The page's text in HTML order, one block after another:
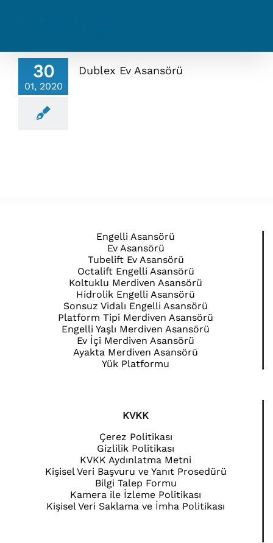
30
01, 2020
Dublex Ev Asansörü
Engelli Asansörü
Ev Asansörü
Tubelift Ev Asansörü
Octalift Engelli Asansörü
Koltuklu Merdiven Asansörü
Hidrolik Engelli Asansörü
Sonsuz Vidalı Engelli Asansörü
Platform Tipi Merdiven Asansörü
Engelli Yaşlı Merdiven Asansörü
Ev İçi Merdiven Asansörü
Ayakta Merdiven Asansörü
Yük Platformu
KVKK
Çerez Politikası
Gizlilik Politikası
KVKK Aydınlatma Metni
Kişisel Veri Başvuru ve Yanıt Prosedürü
Bilgi Talep Formu
Kamera ile İzleme Politikası
Kişisel Veri Saklama ve İmha Politikası